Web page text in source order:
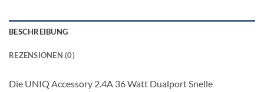
BESCHREIBUNG
REZENSIONEN (0)
Die UNIQ Accessory 2.4A 36 Watt Dualport Snelle